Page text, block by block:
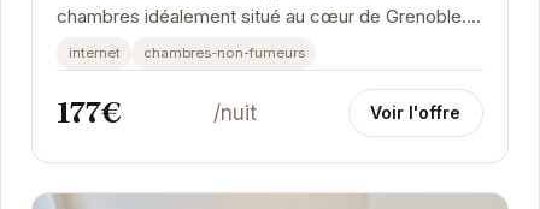
chambres idéalement situé au cœur de Grenoble.
Offrant un espace de vie confortable et moderne,
cet...
internet chambres-non-fumeurs
177€ /nuit Voir l'offre